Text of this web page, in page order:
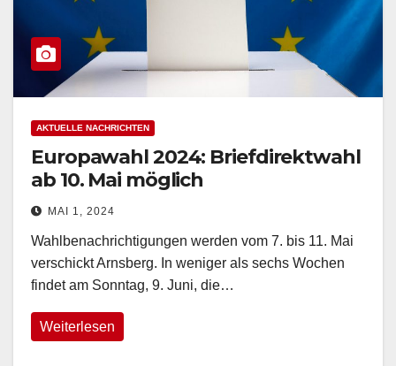
AKTUELLE NACHRICHTEN
Europawahl 2024: Briefdirektwahl
ab 10. Mai möglich
MAI 1, 2024
Wahlbenachrichtigungen werden vom 7. bis 11. Mai
verschickt Arnsberg. In weniger als sechs Wochen
findet am Sonntag, 9. Juni, die…
Weiterlesen